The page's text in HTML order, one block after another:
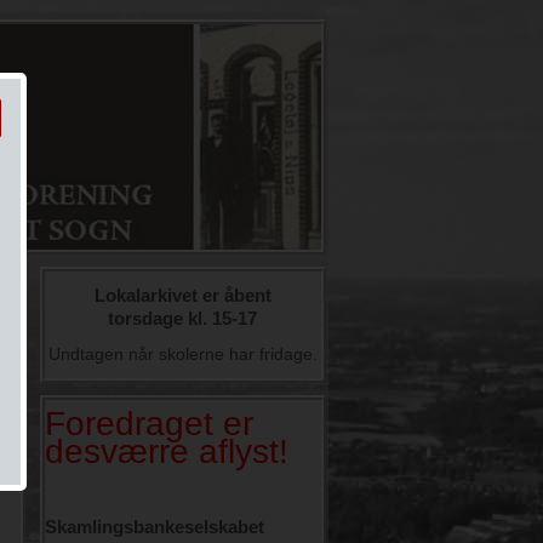
Lokalarkivet er åbent
torsdage kl. 15-17
Undtagen når skolerne har fridage.
Foredraget er
desværre aflyst!
Skamlingsbankeselskabet